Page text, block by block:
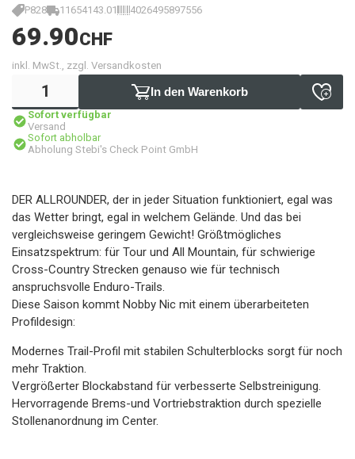
P828 11654143.01 4026495897556
69.90CHF
inkl. MwSt., zzgl. Versandkosten
In den Warenkorb
Sofort verfügbar
Versand
Sofort abholbar
Abholung Stebi's Check Point GmbH
DER ALLROUNDER, der in jeder Situation funktioniert, egal was
das Wetter bringt, egal in welchem Gelände. Und das bei
vergleichsweise geringem Gewicht! Größtmögliches
Einsatzspektrum: für Tour und All Mountain, für schwierige
Cross-Country Strecken genauso wie für technisch
anspruchsvolle Enduro-Trails.
Diese Saison kommt Nobby Nic mit einem überarbeiteten
Profildesign:
Modernes Trail-Profil mit stabilen Schulterblocks sorgt für noch
mehr Traktion.
Vergrößerter Blockabstand für verbesserte Selbstreinigung.
Hervorragende Brems-und Vortriebstraktion durch spezielle
Stollenanordnung im Center.